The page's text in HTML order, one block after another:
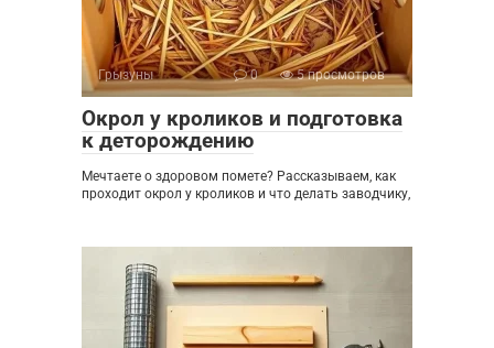
Грызуны 0 5 просмотров
Окрол у кроликов и подготовка
к деторождению
Мечтаете о здоровом помете? Рассказываем, как
проходит окрол у кроликов и что делать заводчику,